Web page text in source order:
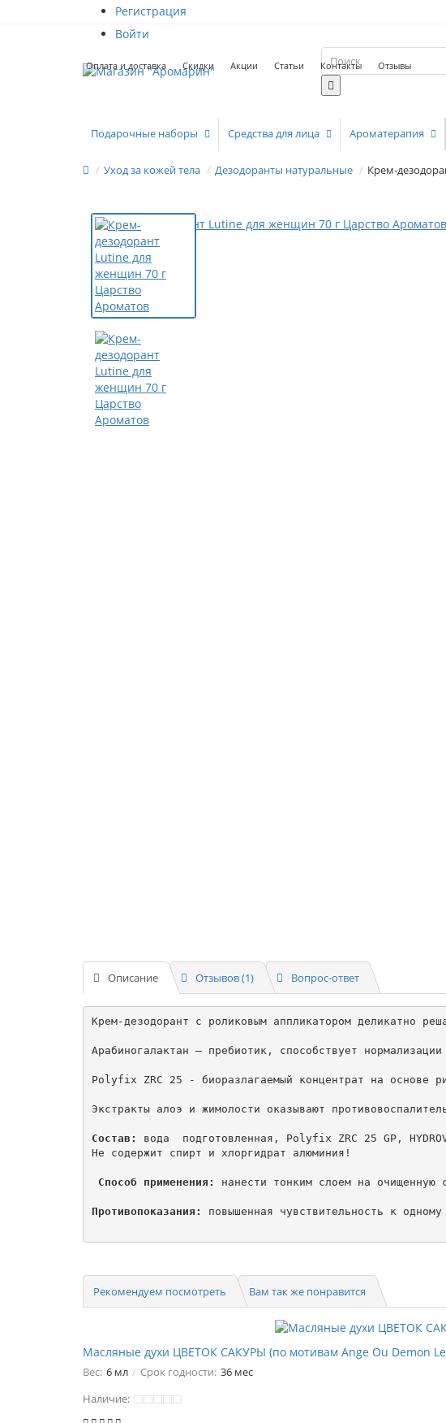
Регистрация
Войти
Оплата и доставка Скидки Акции Статьи Контакты Отзывы
Подарочные наборы Средства для лица Ароматерапия
Уход за кожей тела Дезодоранты натуральные Крем-
Описание Отзывов (1) Вопрос-ответ
Крем-дезодорант с роликовым аппликатором деликатно
Арабиногалактан – пребиотик, способствует
Polyfix ZRC 25 - биоразлагаемый концентрат на основе
Экстракты алоэ и жимолости оказывают
Состав:
вода  подготовленная, Polyfix ZRC 25 GP,
Не содержит спирт и хлоргидрат алюминия!
Способ применения: нанести тонким слоем на
Противопоказания: повышенная чувствительность к
Рекомендуем посмотреть Вам так же понравится
Масляные духи ЦВЕТОК САКУРЫ (по мотивам Ange Ou Demon Le
Вес: 6 мл Срок годности: 36 мес
Наличие: